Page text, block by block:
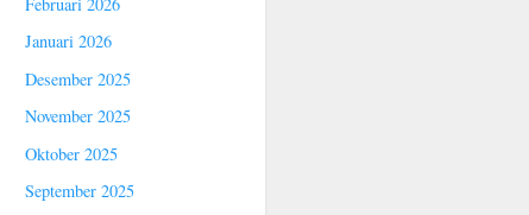
Januari 2026
Desember 2025
November 2025
Oktober 2025
September 2025